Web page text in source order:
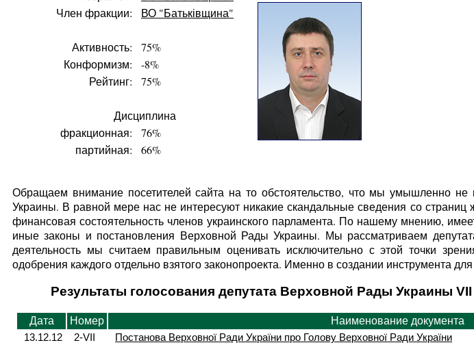
Член фракции:
ВО "Батьківщина"
Активность:
75%
Конформизм:
-8%
Рейтинг:
75%
Дисциплина
фракционная:
76%
партийная:
66%
Обращаем внимание посетителей сайта на то обстоятельство, что мы умышленно
Украины. В равной мере нас не интересуют никакие скандальные сведения со
финансовая состоятельность членов украинского парламента. По нашему мнению,
иные законы и постановления Верховной Рады Украины. Мы рассматриваем
деятельность мы считаем правильным оценивать исключительно с этой точки
одобрения каждого отдельно взятого законопроекта. Именно в создании инструмента
Результаты голосования депутата Верховной Рады Украины
Дата Номер Наименование документа
13.12.12
2-VII Постанова Верховної Ради України про Голову Верховної Ради України